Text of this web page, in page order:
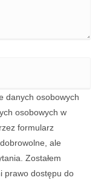
danych osobowych
osobowych w
formularz
ale
Zostałem
prawo dostępu do